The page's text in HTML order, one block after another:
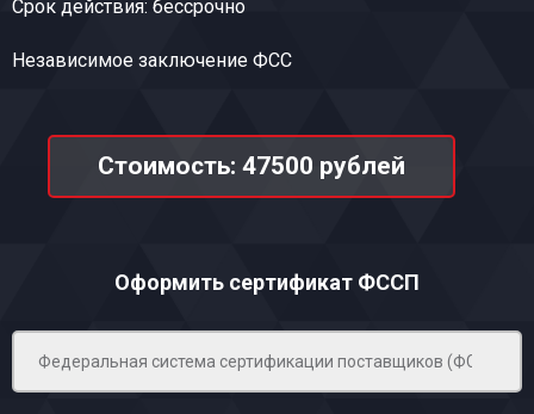
Срок действия: бессрочно
Независимое заключение ФСС
Стоимость: 47500 рублей
Оформить сертификат ФССП